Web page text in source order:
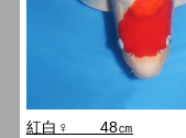
紅白♀ 48㎝